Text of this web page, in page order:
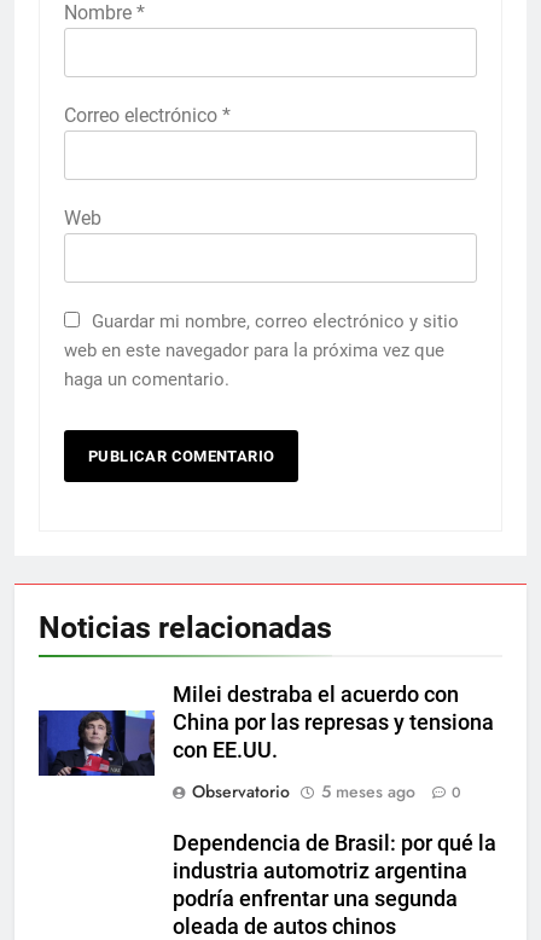
Nombre *
Correo electrónico *
Web
Guardar mi nombre, correo electrónico y sitio
web en este navegador para la próxima vez que
haga un comentario.
Noticias relacionadas
Milei destraba el acuerdo con
China por las represas y tensiona
con EE.UU.
Observatorio
5 meses ago 0
Dependencia de Brasil: por qué la
industria automotriz argentina
podría enfrentar una segunda
oleada de autos chinos